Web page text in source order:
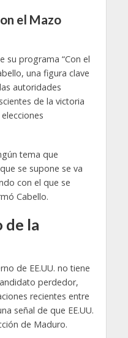
el Mazo
su programa “Con el
una figura clave
autoridades
de la victoria
tema que
se supone se va
con el que se
Cabello.
de la
de EE.UU. no tiene
perdedor,
recientes entre
señal de que EE.UU.
de Maduro.